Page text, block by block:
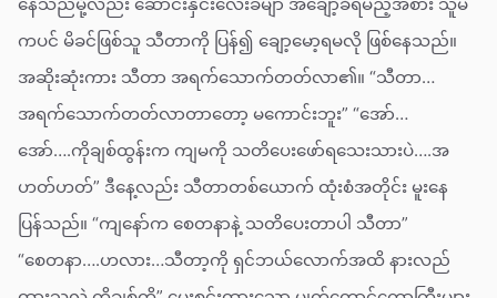
ကပင် မိခင်ဖြစ်သူ သီတာကို ပြန်၍ ချော့မော့ရမလို ဖြစ်နေသည်။
အဆိုးဆုံးကား သီတာ အရက်သောက်တတ်လာ၏။ “သီတာ…
အရက်သောက်တတ်လာတာတော့ မကောင်းဘူး” “အော်…
အော်….ကိုချစ်ထွန်းက ကျမကို သတိပေးဖော်ရသေးသားပဲ….အ
ဟတ်ဟတ်” ဒီနေ့လည်း သီတာတစ်ယောက် ထုံးစံအတိုင်း မူးနေ
ပြန်သည်။ “ကျနော်က စေတနာနဲ့ သတိပေးတာပါ သီတာ”
“စေတနာ….ဟလား…သီတာ့ကို ရှင်ဘယ်လောက်အထိ နားလည်